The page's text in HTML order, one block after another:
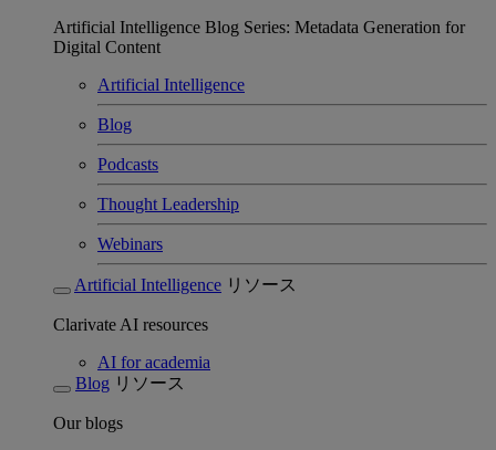
Artificial Intelligence Blog Series: Metadata Generation for
Digital Content
Artificial Intelligence
Blog
Podcasts
Thought Leadership
Webinars
Artificial Intelligence リソース
Clarivate AI resources
AI for academia
Blog リソース
Our blogs